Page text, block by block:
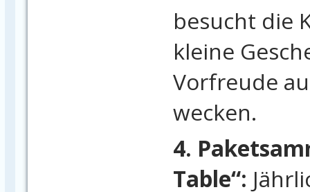
besucht die
kleine
Vorfreude
wecken.
4.
Table“: